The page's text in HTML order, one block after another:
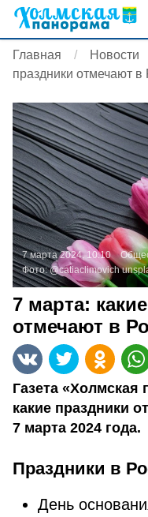
Главная Новости
праздники отмечают
7 марта 2024, 10:10
Фото:@catiaclimovich
7 марта:
отмечают в
Газета «Холмская
какие праздники
7 марта 2024 года.
Праздники в
День